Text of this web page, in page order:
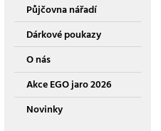
Půjčovna nářadí
Dárkové poukazy
O nás
Akce EGO jaro 2026
Novinky